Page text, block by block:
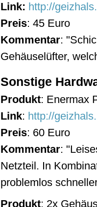
Link: http://
Preis: 45 Euro
Kommentar:
Gehäuselüfter,
Sonstige
Produkt: Enermax
Link: http://
Preis: 60 Euro
Kommentar:
Netzteil. In
problemlos
Produkt: 2x